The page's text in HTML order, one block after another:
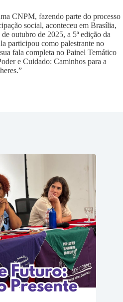
CNPM, fazendo parte do processo
social, aconteceu em Brasília,
outubro de 2025, a 5ª edição da
participou como palestrante no
fala completa no Painel Temático
e Cuidado: Caminhos para a